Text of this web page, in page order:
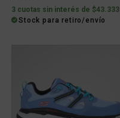
3 cuotas sin interés de $43.333
Stock para retiro/envío